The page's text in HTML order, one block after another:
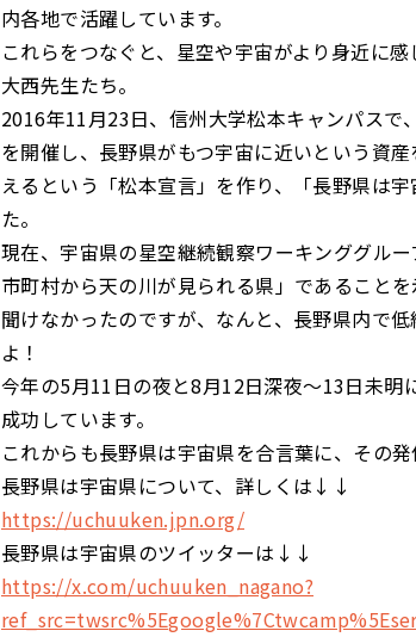
内各地で活躍しています。
これらをつなぐと、星空や宇宙がより身近に
大西先生たち。
2016年11月23日、信州大学松本キャンパスで
を開催し、長野県がもつ宇宙に近いという資
えるという「松本宣言」を作り、「長野県は
た。
現在、宇宙県の星空継続観察ワーキンググル
市町村から天の川が見られる県」であること
聞けなかったのですが、なんと、長野県内で
よ！
今年の5月11日の夜と8月12日深夜～13日未明
成功しています。
これからも長野県は宇宙県を合言葉に、その
長野県は宇宙県について、詳しくは↓↓
https://uchuuken.jpn.org/
長野県は宇宙県のツイッターは↓↓
https://x.com/uchuuken_nagano?